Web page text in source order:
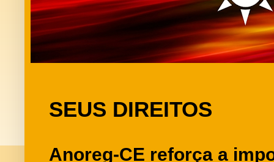
SEUS DIREITOS
Anoreg-CE reforça a